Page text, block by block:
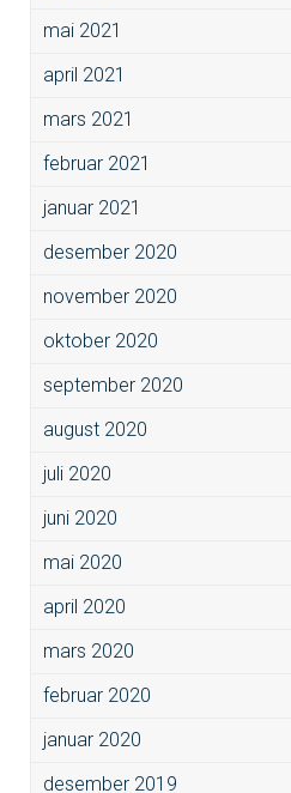
mai 2021
april 2021
mars 2021
februar 2021
januar 2021
desember 2020
november 2020
oktober 2020
september 2020
august 2020
juli 2020
juni 2020
mai 2020
april 2020
mars 2020
februar 2020
januar 2020
desember 2019